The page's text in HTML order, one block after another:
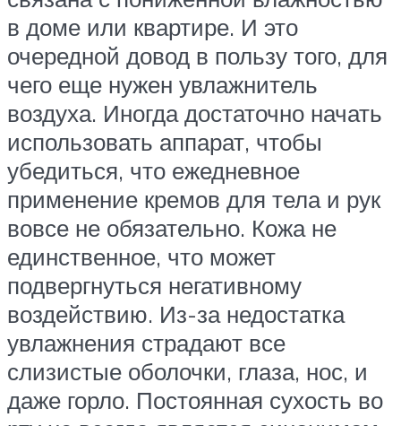
в доме или квартире. И это
очередной довод в пользу того, для
чего еще нужен увлажнитель
воздуха. Иногда достаточно начать
использовать аппарат, чтобы
убедиться, что ежедневное
применение кремов для тела и рук
вовсе не обязательно. Кожа не
единственное, что может
подвергнуться негативному
воздействию. Из-за недостатка
увлажнения страдают все
слизистые оболочки, глаза, нос, и
даже горло. Постоянная сухость во